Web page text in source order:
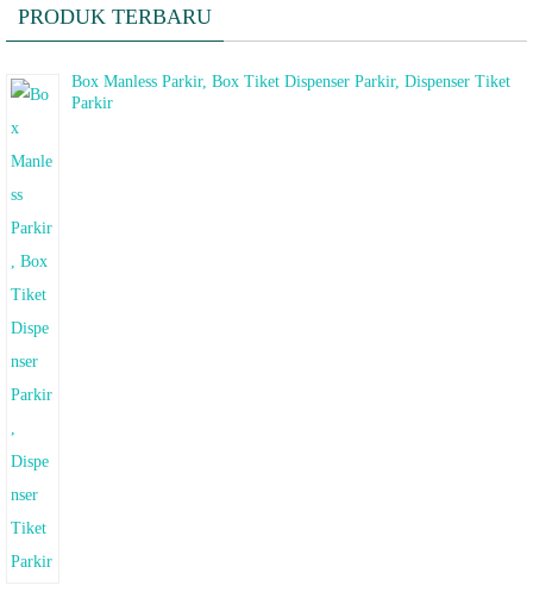
PRODUK TERBARU
Box Manless Parkir, Box Tiket Dispenser Parkir, Dispenser Tiket
Parkir